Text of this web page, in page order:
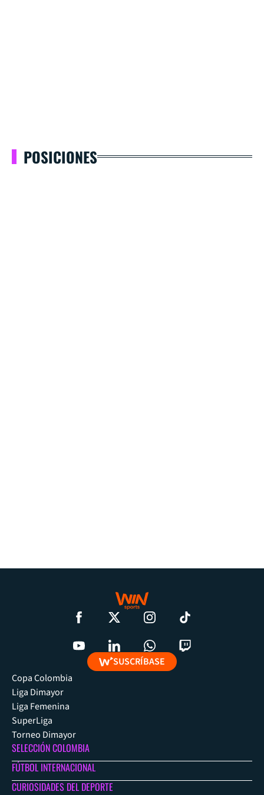
POSICIONES
SUSCRÍBASE
Copa Colombia
Liga Dimayor
Liga Femenina
SuperLiga
Torneo Dimayor
SELECCIÓN COLOMBIA
FÚTBOL INTERNACIONAL
CURIOSIDADES DEL DEPORTE